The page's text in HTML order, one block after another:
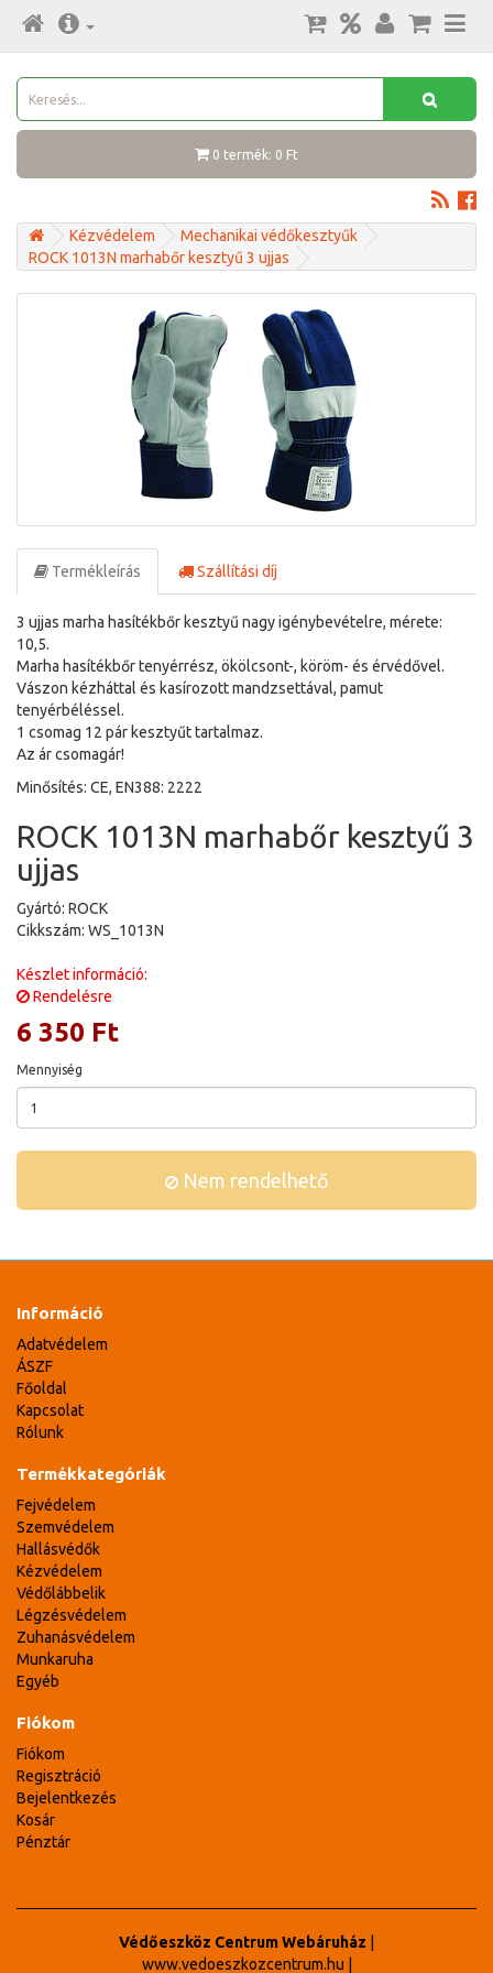
0 termék: 0 Ft
Kézvédelem
Mechanikai védőkesztyűk
ROCK 1013N marhabőr kesztyű 3 ujjas
Termékleírás Szállítási díj
3 ujjas marha hasítékbőr kesztyű nagy igénybevételre, mérete:
10,5.
Marha hasítékbőr tenyérrész, ökölcsont-, köröm- és érvédővel.
Vászon kézháttal és kasírozott mandzsettával, pamut
tenyérbéléssel.
1 csomag 12 pár kesztyűt tartalmaz.
Az ár csomagár!
Minősítés: CE, EN388: 2222
ROCK 1013N marhabőr kesztyű 3
ujjas
Gyártó: ROCK
Cikkszám: WS_1013N
Készlet információ:
Rendelésre
6 350 Ft
Mennyiség
Nem rendelhető
Információ
Adatvédelem
ÁSZF
Főoldal
Kapcsolat
Rólunk
Termékkategóriák
Fejvédelem
Szemvédelem
Hallásvédők
Kézvédelem
Védőlábbelik
Légzésvédelem
Zuhanásvédelem
Munkaruha
Egyéb
Fiókom
Fiókom
Regisztráció
Bejelentkezés
Kosár
Pénztár
Védőeszköz Centrum Webáruház
www.vedoeszkozcentrum.hu